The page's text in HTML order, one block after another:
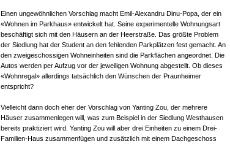
Einen ungewöhnlichen Vorschlag macht Emil-Alexandru Dinu-Popa, der ein
«Wohnen im Parkhaus» entwickelt hat. Seine experimentelle Wohnungsart
beschäftigt sich mit den Häusern an der Heerstraße. Das größte Problem
der Siedlung hat der Student an den fehlenden Parkplätzen fest gemacht. An
den zweigeschossigen Wohneinheiten sind die Parkflächen angeordnet. Die
Autos werden per Aufzug vor der jeweiligen Wohnung abgestellt. Ob dieses
«Wohnregal» allerdings tatsächlich den Wünschen der Praunheimer
entspricht?
Vielleicht dann doch eher der Vorschlag von Yanting Zou, der mehrere
Häuser zusammenlegen will, was zum Beispiel in der Siedlung Westhausen
bereits praktiziert wird. Yanting Zou will aber drei Einheiten zu einem Drei-
Familien-Haus zusammenfügen und zusätzlich mit einem Dachgeschoss